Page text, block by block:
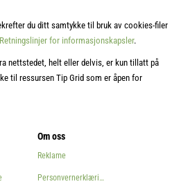
Om oss
Reklame
Personvernerklæring
du ditt samtykke til bruk av cookies‑filer
Retningslinjer for informasjonskapsler.
nettstedet, helt eller delvis, er kun tillatt på
til ressursen Tip Grid som er åpen for